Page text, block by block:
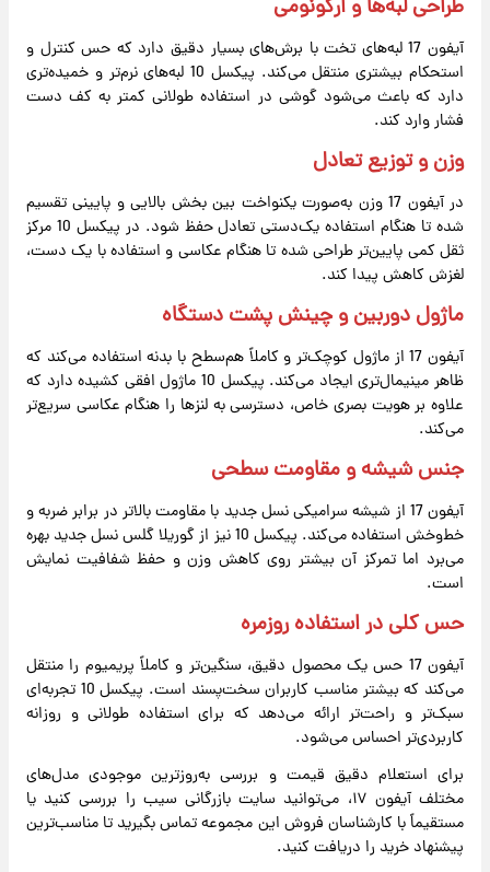
طراحی لبه‌ها و ارگونومی
آیفون 17 لبه‌های تخت با برش‌های بسیار دقیق دارد که حس کنترل و
استحکام بیشتری منتقل می‌کند. پیکسل 10 لبه‌های نرم‌تر و خمیده‌تری
دارد که باعث می‌شود گوشی در استفاده طولانی کمتر به کف دست
فشار وارد کند.
وزن و توزیع تعادل
در آیفون 17 وزن به‌صورت یکنواخت بین بخش بالایی و پایینی تقسیم
شده تا هنگام استفاده یک‌دستی تعادل حفظ شود. در پیکسل 10 مرکز
ثقل کمی پایین‌تر طراحی شده تا هنگام عکاسی و استفاده با یک دست،
لغزش کاهش پیدا کند.
ماژول دوربین و چینش پشت دستگاه
آیفون 17 از ماژول کوچک‌تر و کاملاً هم‌سطح با بدنه استفاده می‌کند که
ظاهر مینیمال‌تری ایجاد می‌کند. پیکسل 10 ماژول افقی کشیده دارد که
علاوه بر هویت بصری خاص، دسترسی به لنزها را هنگام عکاسی سریع‌تر
می‌کند.
جنس شیشه و مقاومت سطحی
آیفون 17 از شیشه سرامیکی نسل جدید با مقاومت بالاتر در برابر ضربه و
خط‌وخش استفاده می‌کند. پیکسل 10 نیز از گوریلا گلس نسل جدید بهره
می‌برد اما تمرکز آن بیشتر روی کاهش وزن و حفظ شفافیت نمایش
است.
حس کلی در استفاده روزمره
آیفون 17 حس یک محصول دقیق، سنگین‌تر و کاملاً پریمیوم را منتقل
می‌کند که بیشتر مناسب کاربران سخت‌پسند است. پیکسل 10 تجربه‌ای
سبک‌تر و راحت‌تر ارائه می‌دهد که برای استفاده طولانی و روزانه
کاربردی‌تر احساس می‌شود.
برای استعلام دقیق قیمت و بررسی به‌روزترین موجودی مدل‌های
مختلف آیفون ۱۷، می‌توانید سایت بازرگانی سیب را بررسی کنید یا
مستقیماً با کارشناسان فروش این مجموعه تماس بگیرید تا مناسب‌ترین
پیشنهاد خرید را دریافت کنید.